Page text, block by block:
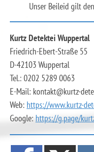
Unser Beileid gilt
Kurtz Detektei Wuppertal
Friedrich-Ebert-Straße 55
D-42103 Wuppertal
Tel.: 0202 5289 0063
E-Mail: kontakt@kurtz-
Web: https://www.kurtz-
Google: https://g.page/